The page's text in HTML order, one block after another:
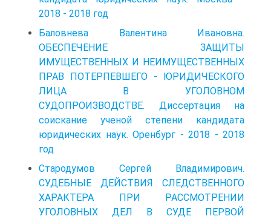
2018 - 2018 год
Баловнева Валентина Ивановна.
ОБЕСПЕЧЕНИЕ ЗАЩИТЫ
ИМУЩЕСТВЕННЫХ И НЕИМУЩЕСТВЕННЫХ
ПРАВ ПОТЕРПЕВШЕГО - ЮРИДИЧЕСКОГО
ЛИЦА В УГОЛОВНОМ
СУДОПРОИЗВОДСТВЕ. Диссертация на
соискание ученой степени кандидата
юридических наук. Оренбург - 2018 - 2018
год
Стародумов Сергей Владимирович.
СУДЕБНЫЕ ДЕЙСТВИЯ СЛЕДСТВЕННОГО
ХАРАКТЕРА ПРИ РАССМОТРЕНИИ
УГОЛОВНЫХ ДЕЛ В СУДЕ ПЕРВОЙ